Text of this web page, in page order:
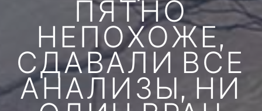
ПЯТНО
НЕПОХОЖЕ,
СДАВАЛИ ВСЕ
АНАЛИЗЫ, НИ